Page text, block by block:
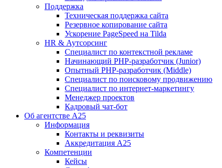
Поддержка
Техническая поддержка сайта
Резервное копирование сайта
Ускорение PageSpeed на Tilda
HR & Аутсорсинг
Специалист по контекстной рекламе
Начинающий PHP-разработчик (Junior)
Опытный PHP-разработчик (Middle)
Специалист по поисковому продвижению
Специалист по интернет-маркетингу
Менеджер проектов
Кадровый чат-бот
Об агентстве А25
Информация
Контакты и реквизиты
Аккредитация А25
Компетенции
Кейсы